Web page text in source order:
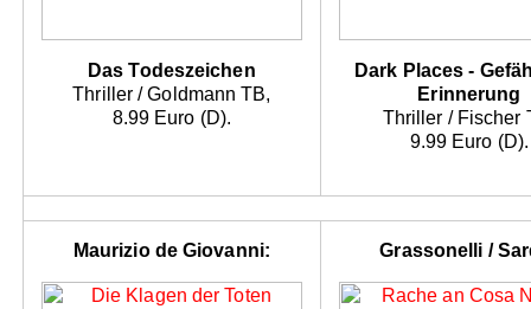
Das Todeszeichen
Thriller / Goldmann TB,
8.99 Euro (D).
Dark Places -
Erinnerung
Thriller / Fischer
9.99 Euro (D).
Maurizio de Giovanni: Grassonelli /